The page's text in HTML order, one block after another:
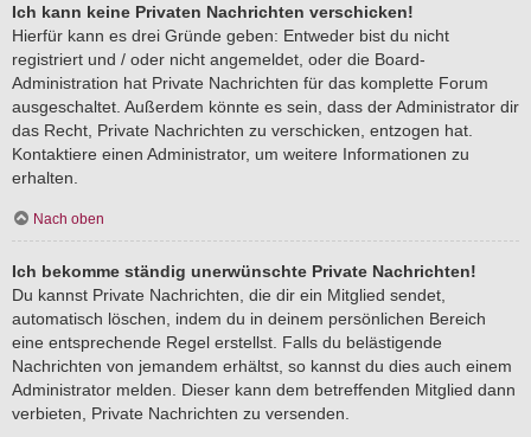
Ich kann keine Privaten Nachrichten verschicken!
Hierfür kann es drei Gründe geben: Entweder bist du nicht
registriert und / oder nicht angemeldet, oder die Board-
Administration hat Private Nachrichten für das komplette Forum
ausgeschaltet. Außerdem könnte es sein, dass der Administrator dir
das Recht, Private Nachrichten zu verschicken, entzogen hat.
Kontaktiere einen Administrator, um weitere Informationen zu
erhalten.
Nach oben
Ich bekomme ständig unerwünschte Private Nachrichten!
Du kannst Private Nachrichten, die dir ein Mitglied sendet,
automatisch löschen, indem du in deinem persönlichen Bereich
eine entsprechende Regel erstellst. Falls du belästigende
Nachrichten von jemandem erhältst, so kannst du dies auch einem
Administrator melden. Dieser kann dem betreffenden Mitglied dann
verbieten, Private Nachrichten zu versenden.